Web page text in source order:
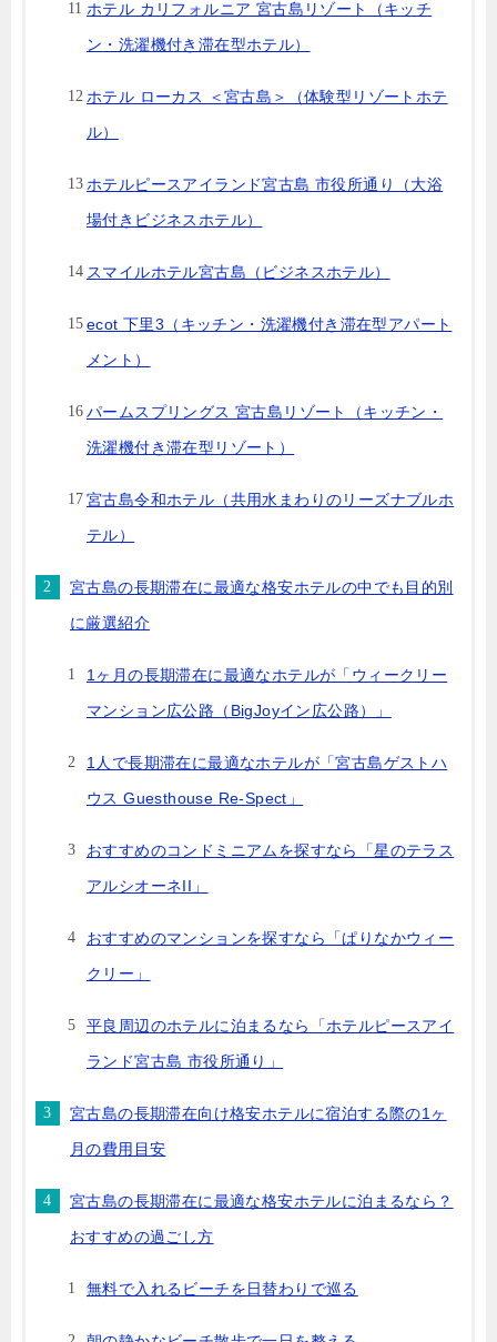
ホテル カリフォルニア 宮古島リゾート（キッチ
ン・洗濯機付き滞在型ホテル）
ホテル ローカス ＜宮古島＞（体験型リゾートホテ
ル）
ホテルピースアイランド宮古島 市役所通り（大浴
場付きビジネスホテル）
スマイルホテル宮古島（ビジネスホテル）
ecot 下里3（キッチン・洗濯機付き滞在型アパート
メント）
パームスプリングス 宮古島リゾート（キッチン・
洗濯機付き滞在型リゾート）
宮古島令和ホテル（共用水まわりのリーズナブルホ
テル）
宮古島の長期滞在に最適な格安ホテルの中でも目的別
に厳選紹介
1ヶ月の長期滞在に最適なホテルが「ウィークリー
マンション広公路（BigJoyイン広公路）」
1人で長期滞在に最適なホテルが「宮古島ゲストハ
ウス Guesthouse Re-Spect」
おすすめのコンドミニアムを探すなら「星のテラス
アルシオーネII」
おすすめのマンションを探すなら「ぱりなかウィー
クリー」
平良周辺のホテルに泊まるなら「ホテルピースアイ
ランド宮古島 市役所通り」
宮古島の長期滞在向け格安ホテルに宿泊する際の1ヶ
月の費用目安
宮古島の長期滞在に最適な格安ホテルに泊まるなら？
おすすめの過ごし方
無料で入れるビーチを日替わりで巡る